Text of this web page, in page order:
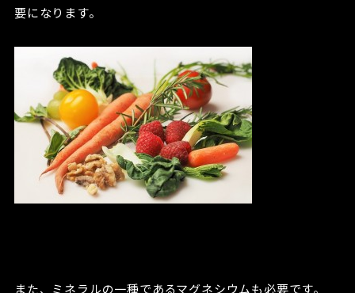
要になります。
また、ミネラルの一種であるマグネシウムも必要です。